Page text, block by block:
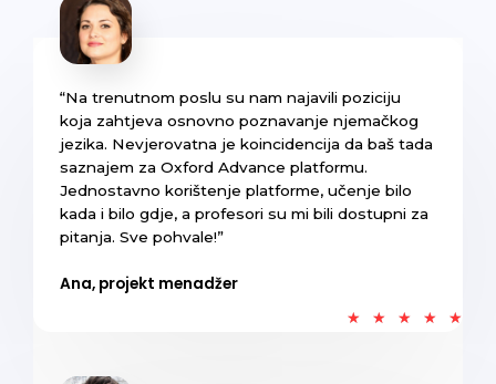
“Na trenutnom poslu su nam najavili poziciju
koja zahtjeva osnovno poznavanje njemačkog
jezika. Nevjerovatna je koincidencija da baš tada
saznajem za Oxford Advance platformu.
Jednostavno korištenje platforme, učenje bilo
kada i bilo gdje, a profesori su mi bili dostupni za
pitanja. Sve pohvale!”
★ ★ ★ ★ ★
Ana, projekt menadžer